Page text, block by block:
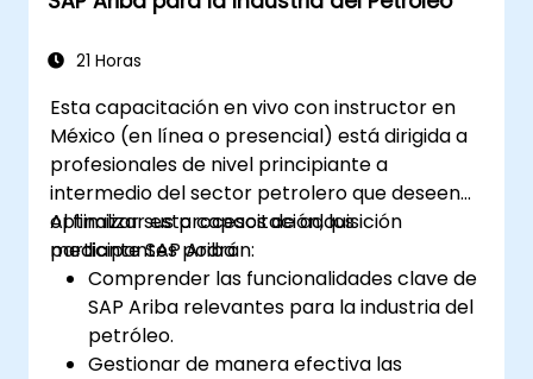
usuarios.
21 Horas
Esta capacitación en vivo con instructor en
México (en línea o presencial) está dirigida a
profesionales de nivel principiante a
intermedio del sector petrolero que deseen
optimizar sus procesos de adquisición
mediante SAP Ariba.
Al finalizar esta capacitación, los
participantes podrán:
Comprender las funcionalidades clave de
SAP Ariba relevantes para la industria del
petróleo.
Gestionar de manera efectiva las